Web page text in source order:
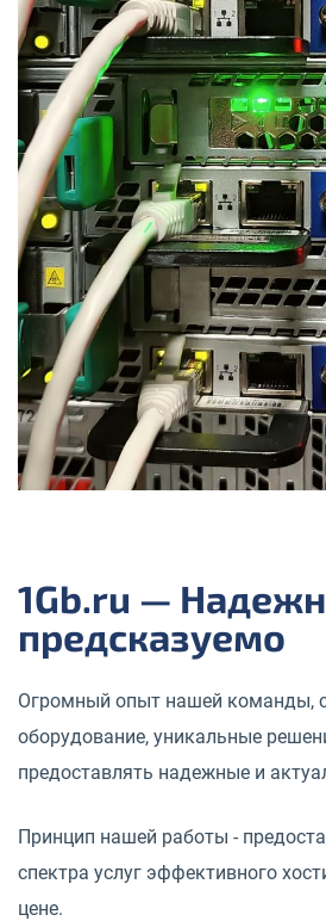
1Gb.ru —
предсказуемо
Огромный опыт нашей команды,
оборудование, уникальные
предоставлять надежные и
Принцип нашей работы -
спектра услуг эффективного
цене.